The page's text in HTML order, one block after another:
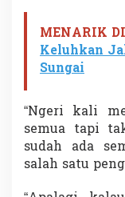
u
m
a
P
e
m
a
a
MENARIK
Keluhkan
Sungai
“Ngeri kali
semua tapi
sudah ada
salah satu